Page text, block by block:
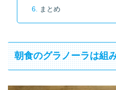
まとめ
朝食のグラノーラは組